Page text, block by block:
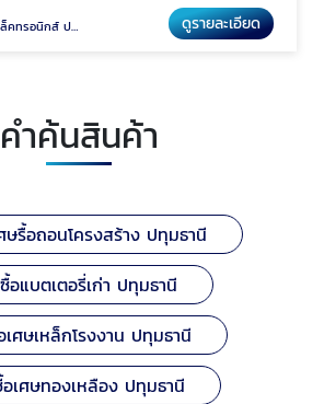
อนิกส์ ปทุมธานี ดูรายละเอียด
คำค้นสินค้า
ษรื้อถอนโครงสร้าง ปทุมธานี
อแบตเตอรี่เก่า ปทุมธานี
เศษเหล็กโรงงาน ปทุมธานี
เศษทองเหลือง ปทุมธานี